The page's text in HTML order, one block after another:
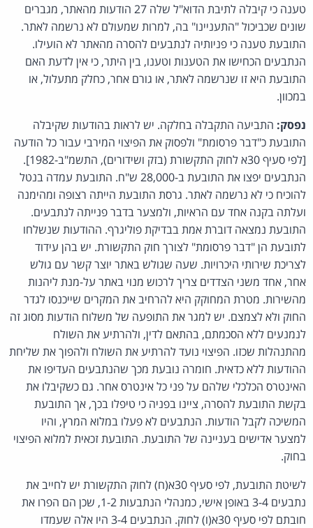
טענה כי קיבלה לתיבת הדוא"ל שלה 27 הודעות מהאתר, מגברים
שונים שכביכול "התעניינו" בה, למרות שמעולם לא נרשמה לאתר.
התובעת טענה כי פניותיה לנתבעים להסרה מהאתר לא הועילו.
הנתבעים הכחישו את הטענות וטענו, בין היתר, כי אין לדעת האם
התובעת היא זו שנרשמה לאתר, או גורם אחר, כחלק מתעלול, או
במכוון.
נפסק: התביעה התקבלה בחלקה. יש לראות בהודעות שקיבלה
התובעת כ"דבר פרסומת" ולפסוק את הפיצוי המירבי עבור כל הודעה
[לפי סעיף 30א לחוק התקשורת (בזק ושידורים), התשמ"ב-1982].
הנתבעים יפצו את התובעת ב-28,000 ש"ח. התובעת עמדה בנטל
להוכיח כי לא נרשמה לאתר. גרסת התובעת הייתה רצופה ומהימנה
ועלתה בקנה אחד עם הראיות, ולמצער בדבר פנייתה לנתבעים.
התובעת נמצאה דוברת אמת בבדיקת פוליגרף. ההודעות שנשלחו
לתובעת הן "דבר פרסומת" לצורך חוק התקשורת. יש בהן עידוד
לצריכת שירותי היכרויות. שעה שגולש באתר יוצר קשר עם גולש
אחר, אחד משני הצדדים צריך לרכוש מנוי באתר על-מנת ליהנות
מהשירות. מטרת המחוקק היא להרחיב את המקרים שייכנסו לגדר
החוק ולא לצמצם. יש למגר את התופעה של משלוח הודעות מסוג זה
לנמנעים ללא הסכמתם, בהתאם לדין, ולהרתיע את השולח
מהתנהלות שכזו. הפיצוי נועד להרתיע את השולח ולהפוך את שליחת
ההודעות ללא כדאית. חומרה נובעת מכך שהנתבעים העדיפו את
האינטרס הכלכלי שלהם על פני כל אינטרס אחר. גם כשקיבלו את
בקשת התובעת להסרה, ציינו בפניה כי טיפלו בכך, אך התובעת
המשיכה לקבל הודעות. הנתבעים לא פעלו במלוא המרץ, והיו
למצער אדישים בעניינה של התובעת. התובעת זכאית למלוא הפיצוי
בחוק.
לשיטת התובעת, לפי סעיף 30א(ח) לחוק התקשורת יש לחייב את
נתבעים 3-4 באופן אישי, כמנהלי הנתבעות 1-2, שכן הם הפרו את
חובתם לפי סעיף 30א(ו) לחוק. הנתבעים 3-4 היו אלה שעמדו